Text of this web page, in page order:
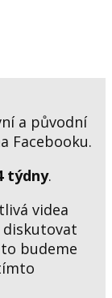
a původní
Facebooku.
týdny.
videa
diskutovat
budeme